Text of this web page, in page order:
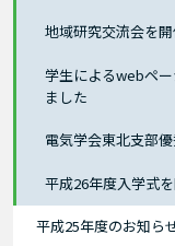
地域研究交流会を
学生によるwebペ
ました
電気学会東北支部
平成26年度入学式
平成25年度のお知ら